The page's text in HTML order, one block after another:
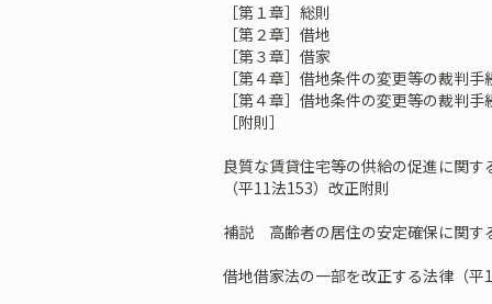
［第１章］総則
［第２章］借地
［第３章］借家
［第４章］借地条件の変更等の裁判手
［第４章］借地条件の変更等の裁判
［附則］
良質な賃貸住宅等の供給の促進に関す
（平11法153）改正附則
補説 高齢者の居住の安定確保に関す
借地借家法の一部を改正する法律（平